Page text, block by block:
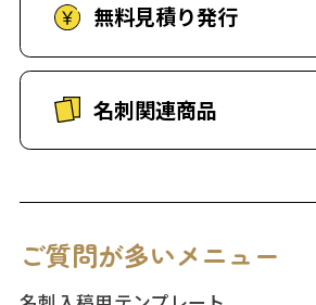
無料見積り発行
名刺関連商品
ご質問が多いメニュー